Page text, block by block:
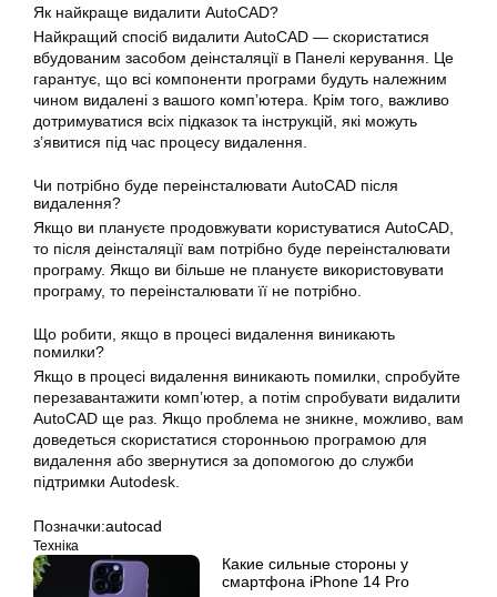
Як найкраще видалити AutoCAD?
Найкращий спосіб видалити AutoCAD — скористатися
вбудованим засобом деінсталяції в Панелі керування. Це
гарантує, що всі компоненти програми будуть належним
чином видалені з вашого комп’ютера. Крім того, важливо
дотримуватися всіх підказок та інструкцій, які можуть
з’явитися під час процесу видалення.
Чи потрібно буде переінсталювати AutoCAD після
видалення?
Якщо ви плануєте продовжувати користуватися AutoCAD,
то після деінсталяції вам потрібно буде переінсталювати
програму. Якщо ви більше не плануєте використовувати
програму, то переінсталювати її не потрібно.
Що робити, якщо в процесі видалення виникають
помилки?
Якщо в процесі видалення виникають помилки, спробуйте
перезавантажити комп’ютер, а потім спробувати видалити
AutoCAD ще раз. Якщо проблема не зникне, можливо, вам
доведеться скористатися сторонньою програмою для
видалення або звернутися за допомогою до служби
підтримки Autodesk.
Позначки:autocad
Техніка
Какие сильные стороны у
смартфона iPhone 14 Pro